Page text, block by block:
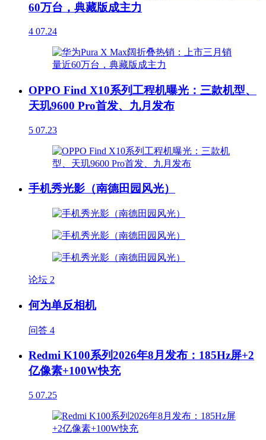
60万台，典藏版成主力
4 07.24
OPPO Find X10系列工程机曝光：三款机型、
天玑9600 Pro首发、九月发布
5 07.23
手机秀光影（南德田园风光）
论坛 2
何为单反相机
问答 4
Redmi K100系列2026年8月发布：185Hz屏+2
亿像素+100W快充
5 07.25